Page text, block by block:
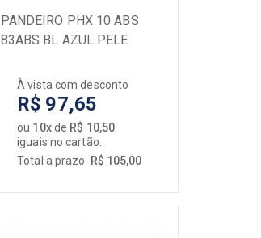
PANDEIRO PHX 10 ABS
83ABS BL AZUL PELE
À vista com desconto
R$ 97,65
ou 10xde R$ 10,50
iguais no cartão.
Total a prazo: R$ 105,00